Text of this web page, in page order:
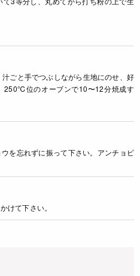
汁ごと手でつぶしながら生地にのせ、好
250℃位のオーブンで10〜12分焼成す
を忘れずに振って下さい。アンチョビ
けて下さい。